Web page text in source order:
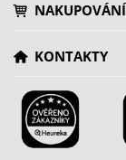
NAKUPOVÁNÍ
KONTAKTY